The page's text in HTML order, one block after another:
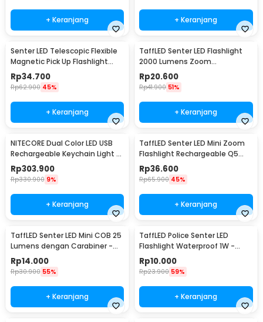
+ Keranjang + Keranjang
Senter LED Telescopic Flexible
Magnetic Pick Up Flashlight
Aluminium
Rp34.700
Rp62.900 45%
+ Keranjang
TaffLED Senter LED Flashlight
2000 Lumens Zoom
Waterproof - Pocketman P1
Rp20.600
Rp41.900 51%
+ Keranjang
NITECORE Dual Color LED USB
Rechargeable Keychain Light -
THUMB
Rp303.900
Rp330.900 9%
+ Keranjang
TaffLED Senter LED Mini Zoom
Flashlight Rechargeable Q5
2000 Lumens
Rp36.600
Rp65.900 45%
+ Keranjang
TaffLED Senter LED Mini COB 25
Lumens dengan Carabiner -
BM-9402
Rp14.000
Rp30.900 55%
+ Keranjang
TaffLED Police Senter LED
Flashlight Waterproof 1W -
TAC2L
Rp10.000
Rp23.900 59%
+ Keranjang